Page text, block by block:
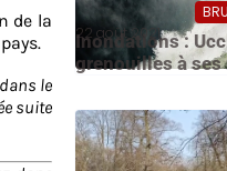
de la
le
suite
22 août 2021
Inondations :
grenouilles à